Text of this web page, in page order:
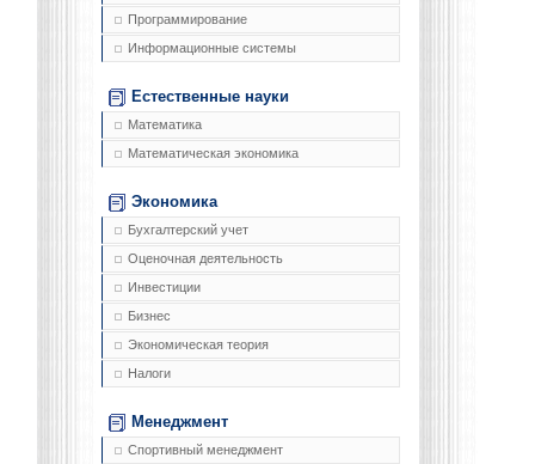
Программирование
Информационные системы
Естественные науки
Математика
Математическая экономика
Экономика
Бухгалтерский учет
Оценочная деятельность
Инвестиции
Бизнес
Экономическая теория
Налоги
Менеджмент
Спортивный менеджмент